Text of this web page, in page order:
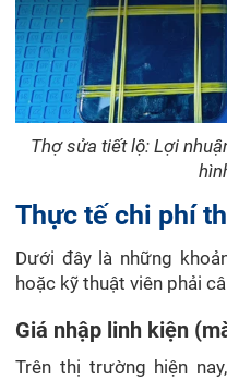
Thợ sửa tiết lộ: Lợi
Thực tế chi phí
Dưới đây là những
hoặc kỹ thuật viên phải
Giá nhập linh kiện
Trên thị trường hiện